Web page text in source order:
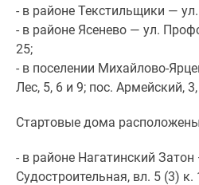
комнатные
комнатные
комнатные
Квартиры
карте
Ипотечный
- в районе Текстильщики —
- в районе Ясенево — ул.
25;
- в поселении Михайлово-
Лес, 5, 6 и 9; пос. Армейский,
Стартовые дома
- в районе Нагатинский Затон
Судостроительная, вл. 5 (3) к.